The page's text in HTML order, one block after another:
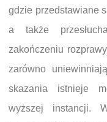
gdzie przedstawiane
a także
zakończeniu
zarówno
skazania istnieje
wyższej instancji.